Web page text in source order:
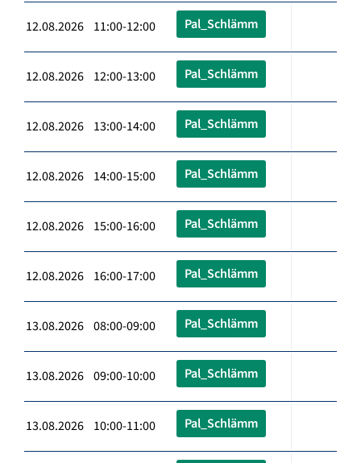
12.08.2026 11:00-12:00 Pal_Schlämm
12.08.2026 12:00-13:00 Pal_Schlämm
12.08.2026 13:00-14:00 Pal_Schlämm
12.08.2026 14:00-15:00 Pal_Schlämm
12.08.2026 15:00-16:00 Pal_Schlämm
12.08.2026 16:00-17:00 Pal_Schlämm
13.08.2026 08:00-09:00 Pal_Schlämm
13.08.2026 09:00-10:00 Pal_Schlämm
13.08.2026 10:00-11:00 Pal_Schlämm